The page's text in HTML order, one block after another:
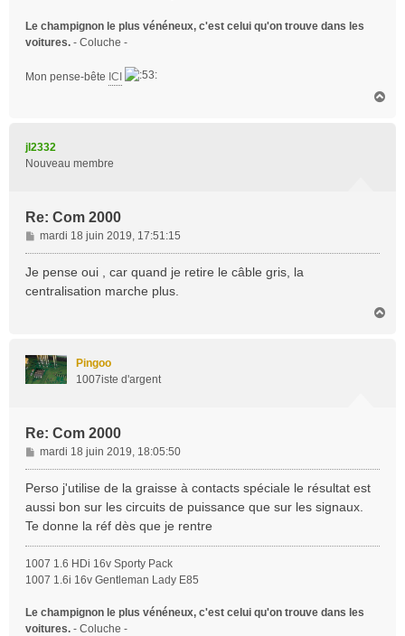
Le champignon le plus vénéneux, c'est celui qu'on trouve dans les
voitures. - Coluche -
Mon pense-bête ICI
jl2332
Nouveau membre
Re: Com 2000
M
e
s
mardi 18 juin 2019, 17:51:15
Je pense oui , car quand je retire le câble gris, la
centralisation marche plus.
Pingoo
1007iste d'argent
Re: Com 2000
M
e
s
g
e
mardi 18 juin 2019, 18:05:50
Perso j'utilise de la graisse à contacts spéciale le résultat est
aussi bon sur les circuits de puissance que sur les signaux.
Te donne la réf dès que je rentre
1007 1.6 HDi 16v Sporty Pack
1007 1.6i 16v Gentleman Lady E85
Le champignon le plus vénéneux, c'est celui qu'on trouve dans les
voitures. - Coluche -